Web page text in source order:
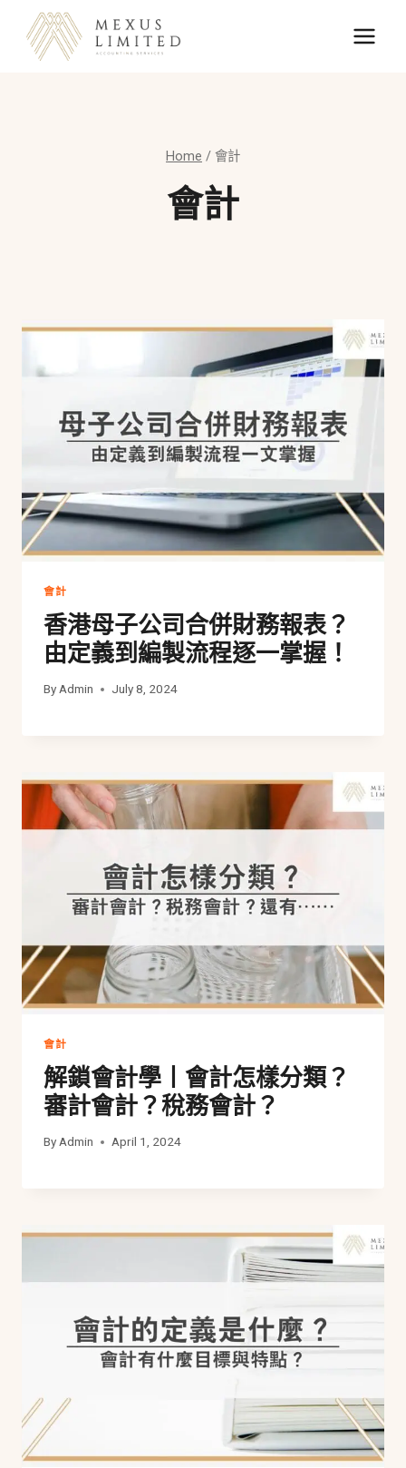
content
Home / 會計
會計
會計
香港母子公司合併財務報表？
由定義到編製流程逐一掌握！
By Admin July 8, 2024
會計
解鎖會計學丨會計怎樣分類？
審計會計？稅務會計？
ByAdmin April 1, 2024